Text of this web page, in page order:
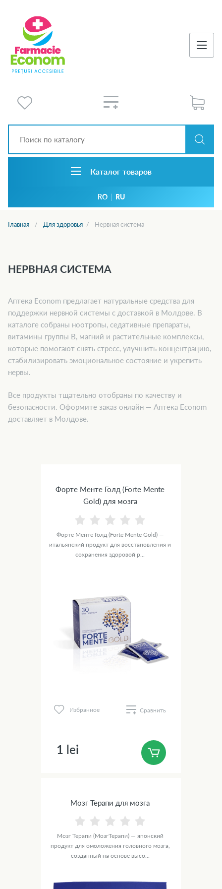
Каталог товаров
RO | RU
Главная Для здоровья Нервная система
НЕРВНАЯ СИСТЕМА
Аптека Econom предлагает натуральные средства для
поддержки нервной системы с доставкой в Молдове. В
каталоге собраны ноотропы, седативные препараты,
витамины группы B, магний и растительные комплексы,
которые помогают снять стресс, улучшить концентрацию,
стабилизировать эмоциональное состояние и укрепить
нервы.
Все продукты тщательно отобраны по качеству и
безопасности. Оформите заказ онлайн — Аптека Econom
доставляет в Молдове.
Форте Менте Голд (Forte Mente
Gold) для мозга
Форте Менте Голд (Forte Mente Gold) —
итальянский продукт для восстановления и
сохранения здоровой р...
Избранное Сравнить
1 lei
Мозг Терапи для мозга
Мозг Терапи (МозгТерапи) — японский
продукт для омоложения головного мозга,
созданный на основе высо...